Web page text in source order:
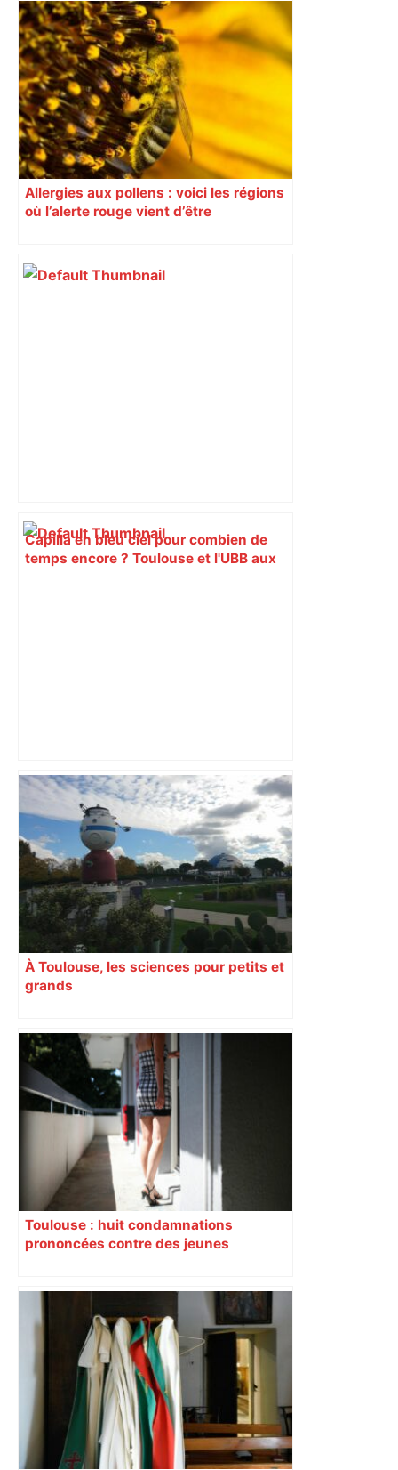
Allergies aux pollens : voici les régions
où l’alerte rouge vient d’être
Capilla en bleu ciel pour combien de
temps encore ? Toulouse et l'UBB aux
Alliance PS/LFI à Toulouse : Marc
Sztulman claque la porte – RMC
À Toulouse, les sciences pour petits et
grands
Toulouse : huit condamnations
prononcées contre des jeunes